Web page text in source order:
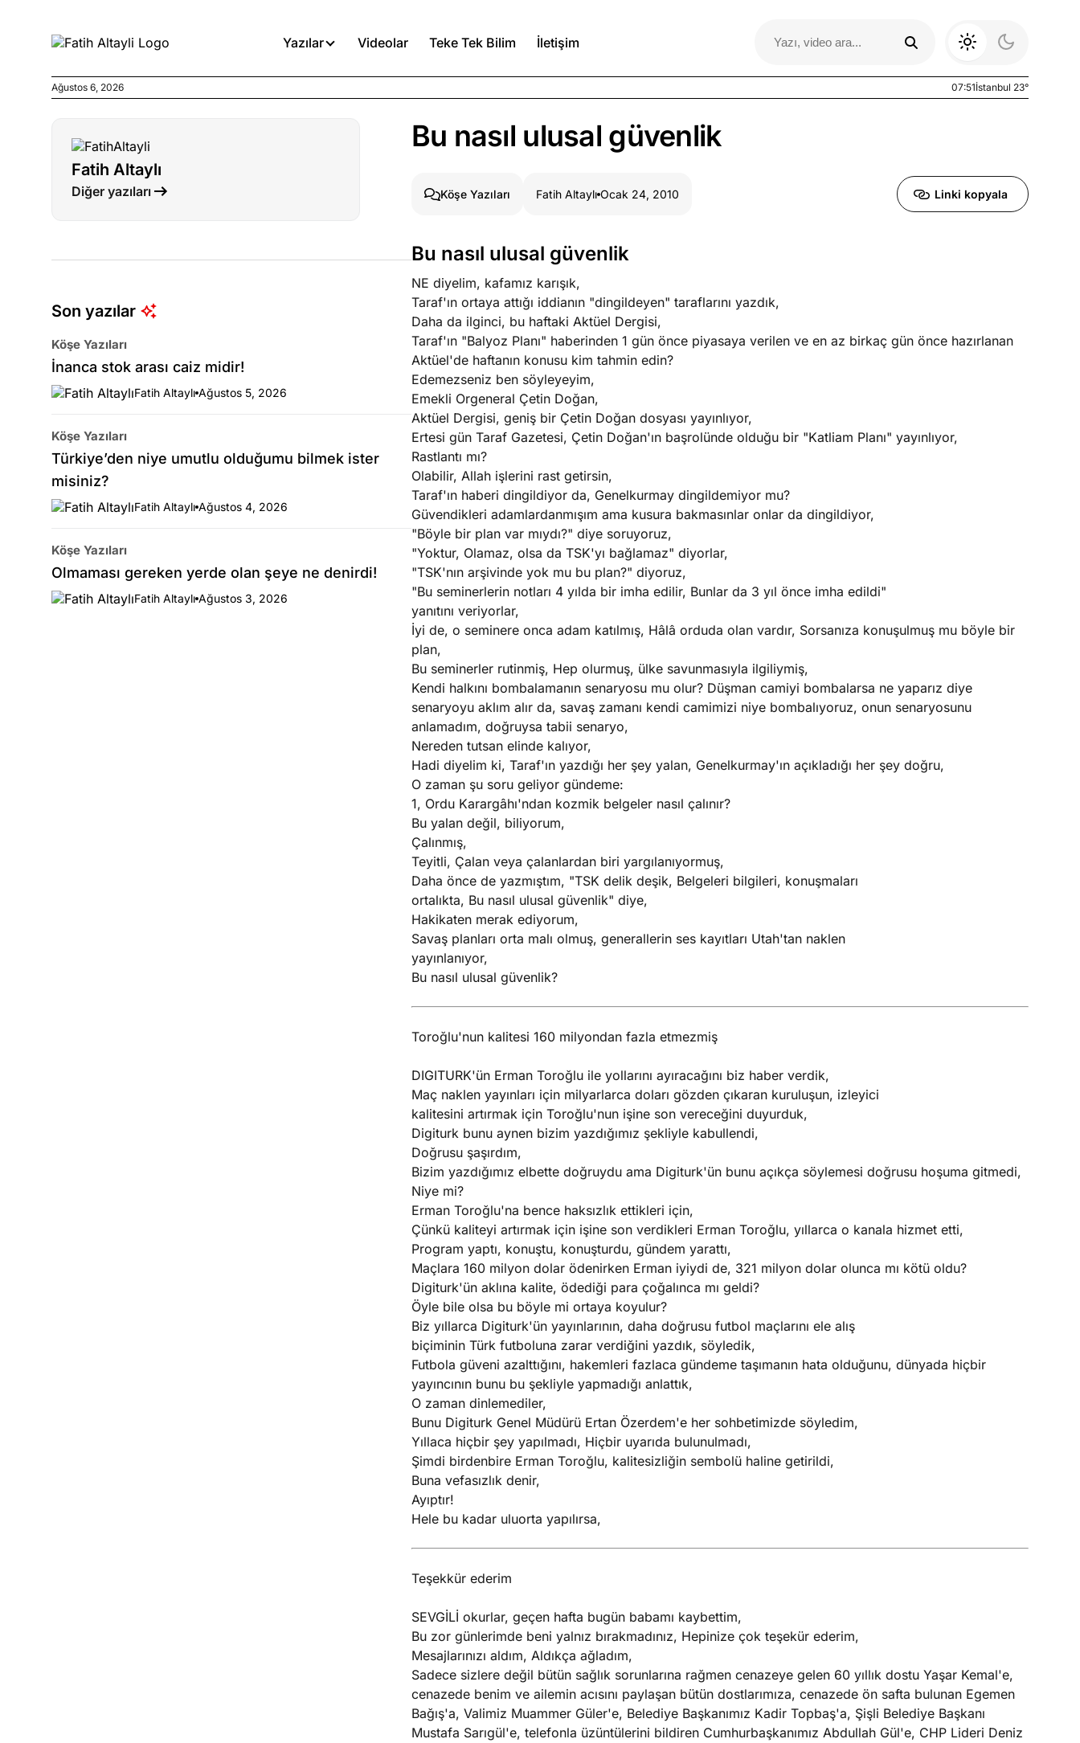
Yazılar Videolar Teke Tek Bilim İletişim
Türkiye’den niye umutlu olduğumu bilmek
Köşe Yazıları Ağustos 3, 2026
Olmaması gereken yerde olan şeye ne
Köşe Yazıları
Ağustos 6, 2026 07:51İstanbul 23°
Fatih Altaylı
Diğer yazıları
Son yazılar
Köşe Yazıları
İnanca stok arası caiz midir!
Fatih Altaylı Ağustos 5, 2026
Köşe Yazıları
Türkiye’den niye umutlu olduğumu bilmek ister
misiniz?
Fatih Altaylı Ağustos 4, 2026
Köşe Yazıları
Olmaması gereken yerde olan şeye ne denirdi!
Fatih Altaylı Ağustos 3, 2026
Bu nasıl ulusal güvenlik
Köşe Yazıları Fatih Altaylı Ocak 24, 2010 Linki kopyala
Bu nasıl ulusal güvenlik
NE diyelim, kafamız karışık,
Taraf'ın ortaya attığı iddianın "dingildeyen" taraflarını yazdık,
Daha da ilginci, bu haftaki Aktüel Dergisi,
Taraf'ın "Balyoz Planı" haberinden 1 gün önce piyasaya verilen ve en az birkaç gün önce hazırlanan
Aktüel'de haftanın konusu kim tahmin edin?
Edemezseniz ben söyleyeyim,
Emekli Orgeneral Çetin Doğan,
Aktüel Dergisi, geniş bir Çetin Doğan dosyası yayınlıyor,
Ertesi gün Taraf Gazetesi, Çetin Doğan'ın başrolünde olduğu bir "Katliam Planı" yayınlıyor,
Rastlantı mı?
Olabilir, Allah işlerini rast getirsin,
Taraf'ın haberi dingildiyor da, Genelkurmay dingildemiyor mu?
Güvendikleri adamlardanmışım ama kusura bakmasınlar onlar da dingildiyor,
"Böyle bir plan var mıydı?" diye soruyoruz,
"Yoktur, Olamaz, olsa da TSK'yı bağlamaz" diyorlar,
"TSK'nın arşivinde yok mu bu plan?" diyoruz,
"Bu seminerlerin notları 4 yılda bir imha edilir, Bunlar da 3 yıl önce imha edildi"
yanıtını veriyorlar,
İyi de, o seminere onca adam katılmış, Hâlâ orduda olan vardır, Sorsanıza konuşulmuş mu böyle bir
plan,
Bu seminerler rutinmiş, Hep olurmuş, ülke savunmasıyla ilgiliymiş,
Kendi halkını bombalamanın senaryosu mu olur? Düşman camiyi bombalarsa ne yaparız diye
senaryoyu aklım alır da, savaş zamanı kendi camimizi niye bombalıyoruz, onun senaryosunu
anlamadım, doğruysa tabii senaryo,
Nereden tutsan elinde kalıyor,
Hadi diyelim ki, Taraf'ın yazdığı her şey yalan, Genelkurmay'ın açıkladığı her şey doğru,
O zaman şu soru geliyor gündeme:
1, Ordu Karargâhı'ndan kozmik belgeler nasıl çalınır?
Bu yalan değil, biliyorum,
Çalınmış,
Teyitli, Çalan veya çalanlardan biri yargılanıyormuş,
Daha önce de yazmıştım, "TSK delik deşik, Belgeleri bilgileri, konuşmaları
ortalıkta, Bu nasıl ulusal güvenlik" diye,
Hakikaten merak ediyorum,
Savaş planları orta malı olmuş, generallerin ses kayıtları Utah'tan naklen
yayınlanıyor,
Bu nasıl ulusal güvenlik?
Toroğlu'nun kalitesi 160 milyondan fazla etmezmiş
DIGITURK'ün Erman Toroğlu ile yollarını ayıracağını biz haber verdik,
Maç naklen yayınları için milyarlarca doları gözden çıkaran kuruluşun, izleyici
kalitesini artırmak için Toroğlu'nun işine son vereceğini duyurduk,
Digiturk bunu aynen bizim yazdığımız şekliyle kabullendi,
Doğrusu şaşırdım,
Bizim yazdığımız elbette doğruydu ama Digiturk'ün bunu açıkça söylemesi doğrusu hoşuma gitmedi,
Niye mi?
Erman Toroğlu'na bence haksızlık ettikleri için,
Çünkü kaliteyi artırmak için işine son verdikleri Erman Toroğlu, yıllarca o kanala hizmet etti,
Program yaptı, konuştu, konuşturdu, gündem yarattı,
Maçlara 160 milyon dolar ödenirken Erman iyiydi de, 321 milyon dolar olunca mı kötü oldu?
Digiturk'ün aklına kalite, ödediği para çoğalınca mı geldi?
Öyle bile olsa bu böyle mi ortaya koyulur?
Biz yıllarca Digiturk'ün yayınlarının, daha doğrusu futbol maçlarını ele alış
biçiminin Türk futboluna zarar verdiğini yazdık, söyledik,
Futbola güveni azalttığını, hakemleri fazlaca gündeme taşımanın hata olduğunu, dünyada hiçbir
yayıncının bunu bu şekliyle yapmadığı anlattık,
O zaman dinlemediler,
Bunu Digiturk Genel Müdürü Ertan Özerdem'e her sohbetimizde söyledim,
Yıllaca hiçbir şey yapılmadı, Hiçbir uyarıda bulunulmadı,
Şimdi birdenbire Erman Toroğlu, kalitesizliğin sembolü haline getirildi,
Buna vefasızlık denir,
Ayıptır!
Hele bu kadar uluorta yapılırsa,
Teşekkür ederim
SEVGİLİ okurlar, geçen hafta bugün babamı kaybettim,
Bu zor günlerimde beni yalnız bırakmadınız, Hepinize çok teşekür ederim,
Mesajlarınızı aldım, Aldıkça ağladım,
Sadece sizlere değil bütün sağlık sorunlarına rağmen cenazeye gelen 60 yıllık dostu Yaşar Kemal'e,
cenazede benim ve ailemin acısını paylaşan bütün dostlarımıza, cenazede ön safta bulunan Egemen
Bağış'a, Valimiz Muammer Güler'e, Belediye Başkanımız Kadir Topbaş'a, Şişli Belediye Başkanı
Mustafa Sarıgül'e, telefonla üzüntülerini bildiren Cumhurbaşkanımız Abdullah Gül'e, CHP Lideri Deniz